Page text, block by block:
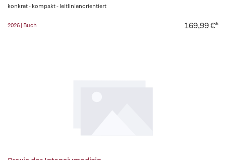
konkret - kompakt - leitlinienorientiert
2026 | Buch 169,99 €*